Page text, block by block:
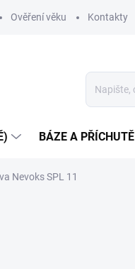
Ověření věku Kontakty
BÁZE A PŘÍCHUTĚ
Nevoks SPL 11